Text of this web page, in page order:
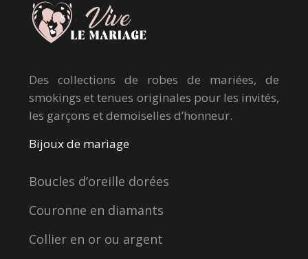
Des collections de robes de mariées, de
smokings et tenues originales pour les invités,
les garçons et demoiselles d’honneur.
Bijoux de mariage
Boucles d’oreille dorées
Couronne en diamants
Collier en or ou argent